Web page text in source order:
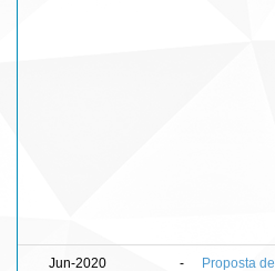
Jun-2020 -
Proposta de